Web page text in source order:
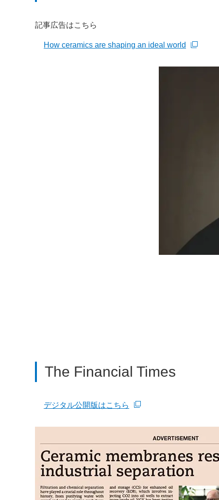
記事広告はこちら
How ceramics are shaping an ideal world
The Financial Times
デジタル公開版はこちら